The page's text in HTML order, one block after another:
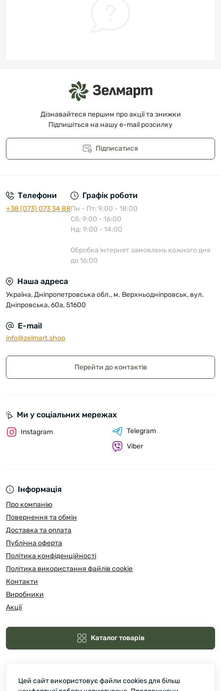
Дізнавайтеся першим про акції та знижки
Підпишіться на нашу e-mail розсилку
Підписатися
Телефони
+38 (073) 073 34 88
Графік роботи
Пн - Пт: 9:00 - 18:00
Сб: 9:00 - 16:00
Нд: 9:00 - 14:00
Обробка інтернет замовлень кожного дня
до 16:00
Наша адреса
Україна, Дніпропетровська обл., м. Верхньодніпровськ, вул.
Дніпровська, 60а, 51600
E-mail
info@zelmart.shop
Перейти до контактів
Інформація
Про компанію
Повернення та обмін
Доставка та оплата
Публічна оферта
Політика конфіденційності
Політика використання файлів cookie
Контакти
Виробники
Акції
Каталог товарів
Ми у соціальних мережах
Instagram
Telegram
Viber
Цей сайт використовує файли cookies для більш